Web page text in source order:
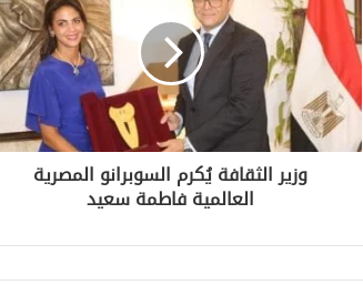
وزير الثقافة يُكرم السوبرانو المصرية
العالمية فاطمة سعيد